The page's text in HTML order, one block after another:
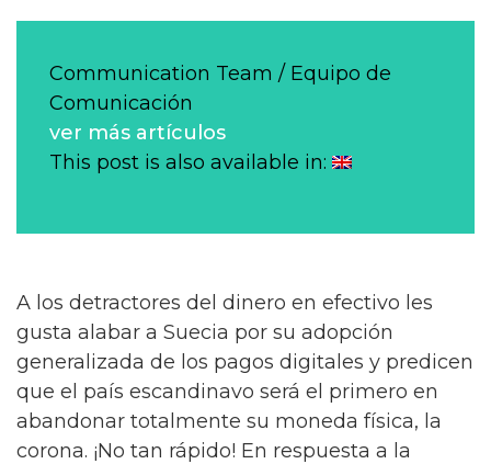
Communication Team / Equipo de
Comunicación
ver más artículos
This post is also available in:
A los detractores del dinero en efectivo les
gusta alabar a Suecia por su adopción
generalizada de los pagos digitales y predicen
que el país escandinavo será el primero en
abandonar totalmente su moneda física, la
corona. ¡No tan rápido! En respuesta a la